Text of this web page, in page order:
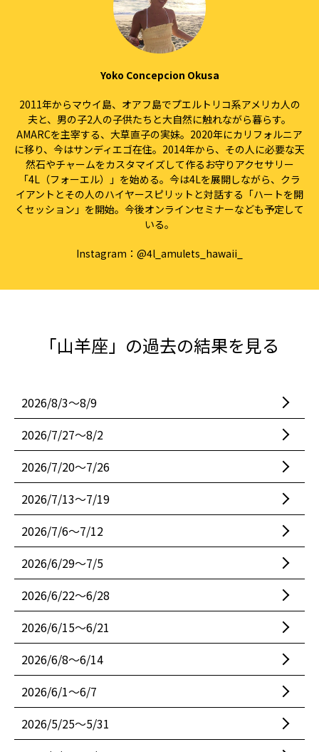
Yoko Concepcion Okusa
2011年からマウイ島、オアフ島でプエルトリコ系アメリカ人の
夫と、男の子2人の子供たちと大自然に触れながら暮らす。
AMARCを主宰する、大草直子の実妹。2020年にカリフォルニア
に移り、今はサンディエゴ在住。2014年から、その人に必要な天
然石やチャームをカスタマイズして作るお守りアクセサリー
「4L（フォーエル）」を始める。今は4Lを展開しながら、クラ
イアントとその人のハイヤースピリットと対話する「ハートを開
くセッション」を開始。今後オンラインセミナーなども予定して
いる。
Instagram： @4l_amulets_hawaii_
「山羊座」の過去の結果を見る
2026/8/3〜8/9
2026/7/27〜8/2
2026/7/20〜7/26
2026/7/13〜7/19
2026/7/6〜7/12
2026/6/29〜7/5
2026/6/22〜6/28
2026/6/15〜6/21
2026/6/8〜6/14
2026/6/1〜6/7
2026/5/25〜5/31